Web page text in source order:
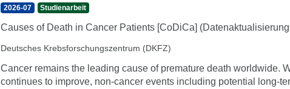
2026-07 Studienarbeit
Causes of Death in Cancer Patients [CoDiCa]
Deutsches Krebsforschungszentrum (DKFZ)
Cancer remains the leading cause of premature death worldwide.
continues to improve, non-cancer events including potential long-